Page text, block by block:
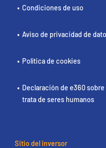
Condiciones de uso
Aviso de privacidad de
Política de cookies
Declaración de e360
trata de seres humanos
Sitio del inversor